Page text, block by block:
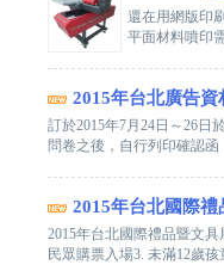
還在用網版印
平面材料噴印
2015年台北廣告
訂於2015年7月24日～26
問卷之後，自行列印確認
2015年台北國際禮
2015年台北國際禮品暨文
民眾購票入場3. 未滿12歲